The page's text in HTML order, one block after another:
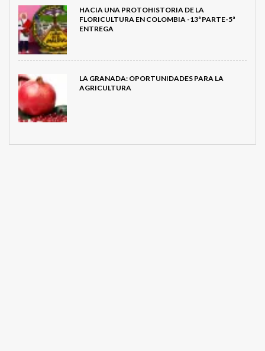
HACIA UNA PROTOHISTORIA DE LA
FLORICULTURA EN COLOMBIA -13ª PARTE-5ª
ENTREGA
LA GRANADA: OPORTUNIDADES PARA LA
AGRICULTURA